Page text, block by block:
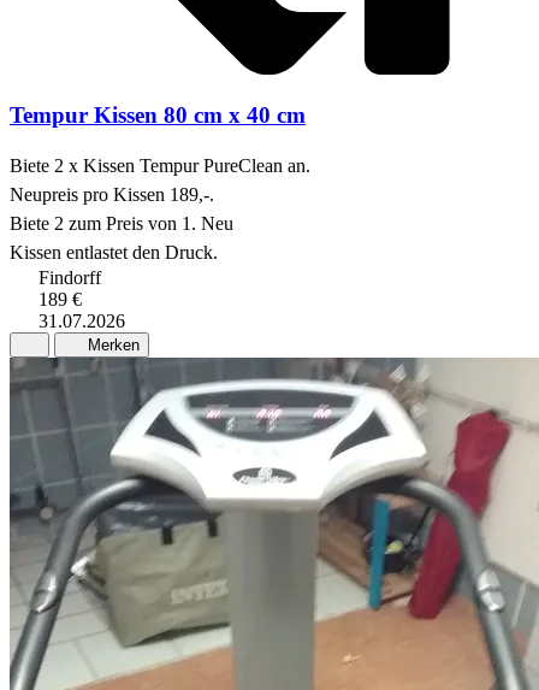
Tempur Kissen 80 cm x 40 cm
Biete 2 x Kissen Tempur PureClean an.
Neupreis pro Kissen 189,-.
Biete 2 zum Preis von 1. Neu
Kissen entlastet den Druck.
Findorff
189 €
31.07.2026
Merken